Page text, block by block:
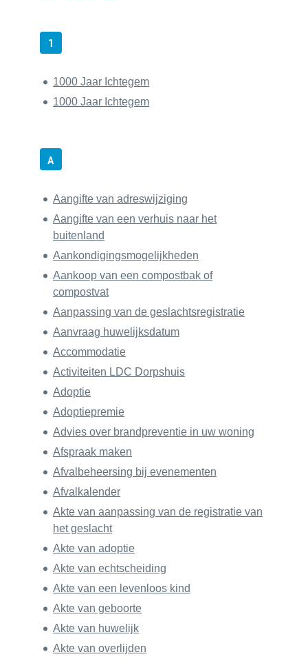
1
1000 Jaar Ichtegem
1000 Jaar Ichtegem
A
Aangifte van adreswijziging
Aangifte van een verhuis naar het
buitenland
Aankondigingsmogelijkheden
Aankoop van een compostbak of
compostvat
Aanpassing van de geslachtsregistratie
Aanvraag huwelijksdatum
Accommodatie
Activiteiten LDC Dorpshuis
Adoptie
Adoptiepremie
Advies over brandpreventie in uw woning
Afspraak maken
Afvalbeheersing bij evenementen
Afvalkalender
Akte van aanpassing van de registratie van
het geslacht
Akte van adoptie
Akte van echtscheiding
Akte van een levenloos kind
Akte van geboorte
Akte van huwelijk
Akte van overlijden